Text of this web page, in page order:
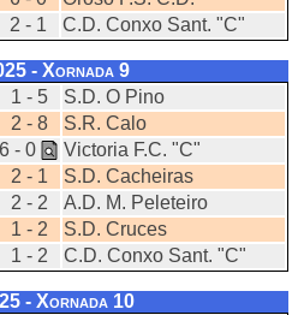
2 - 1 C.D. Conxo Sant. "C"
- Xornada 9
1 - 5
S.D. O Pino
2 - 8
S.R. Calo
6 - 0
Victoria F.C. "C"
2 - 1
S.D. Cacheiras
2 - 2
A.D. M. Peleteiro
1 - 2
S.D. Cruces
1 - 2 C.D. Conxo Sant. "C"
- Xornada 10